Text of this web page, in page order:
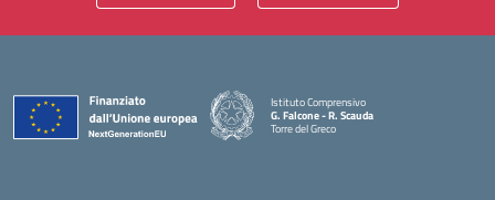
Istituto Comprensivo
G. Falcone - R. Scauda
Torre del Greco